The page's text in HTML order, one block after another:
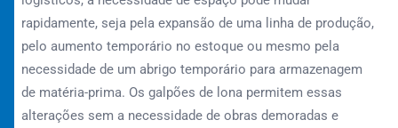
rapidamente, seja pela expansão de uma linha de produção,
pelo aumento temporário no estoque ou mesmo pela
necessidade de um abrigo temporário para armazenagem
de matéria-prima. Os galpões de lona permitem essas
alterações sem a necessidade de obras demoradas e